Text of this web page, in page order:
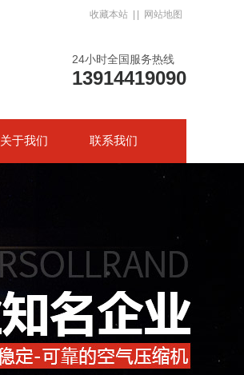
收藏本站 网站地图
24小时全国服务热线
13914419090
关于我们 联系我们